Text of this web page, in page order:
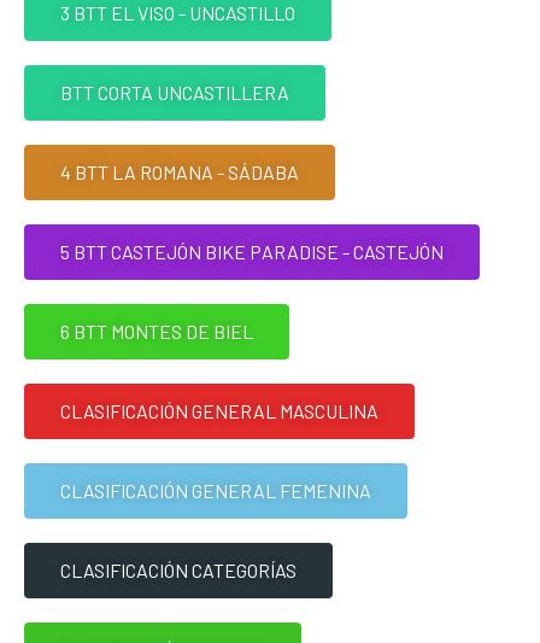
3 BTT EL VISO - UNCASTILLO
BTT CORTA UNCASTILLERA
4 BTT LA ROMANA - SÁDABA
5 BTT CASTEJÓN BIKE PARADISE - CASTEJÓN
6 BTT MONTES DE BIEL
CLASIFICACIÓN GENERAL MASCULINA
CLASIFICACIÓN GENERAL FEMENINA
CLASIFICACIÓN CATEGORÍAS